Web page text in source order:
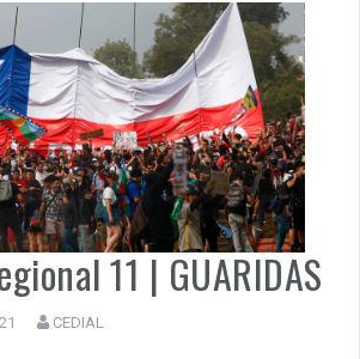
11 | GUARIDAS
CEDIAL